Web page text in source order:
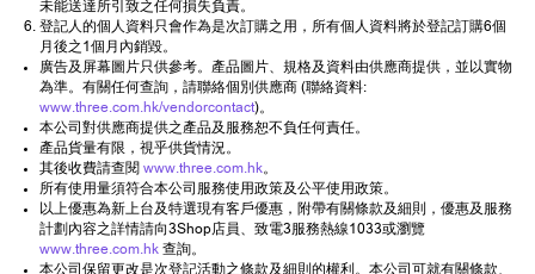
未能送達所引致之任何損失負責。
登記人的個人資料只會作為是次訂購之用，所有個人資料將於登記訂購6個
月後之1個月內銷毀。
廣告及屏幕圖片只供參考。產品圖片、規格及資料由供應商提供，並以實物
為準。有關任何查詢，請聯絡個別供應商 (聯絡資料:
www.three.com.hk/vendorcontact)。
本公司對供應商提供之產品及服務恕不負任何責任。
產品貨量有限，視乎供貨情況。
其後收費請查閱 www.three.com.hk。
所有使用量須符合本公司服務使用政策及公平使用政策。
以上優惠為新上台及特選現有客戶優惠，附帶有關條款及細則，優惠及服務
計劃內容之詳情請向3Shop店員、致電3服務熱線1033或瀏覽
www.three.com.hk 查詢。
本公司保留更改是次登記活動之條款及細則的權利。本公司可就有關條款、